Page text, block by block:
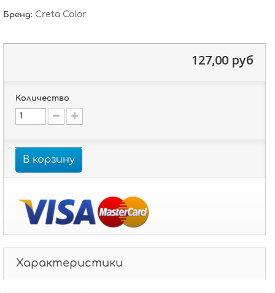
Бренд: Creta Color
127,00 руб
Количество
В корзину
Характеристики